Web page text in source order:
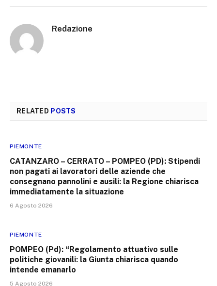
Redazione
RELATED POSTS
PIEMONTE
CATANZARO – CERRATO – POMPEO (PD): Stipendi
non pagati ai lavoratori delle aziende che
consegnano pannolini e ausili: la Regione chiarisca
immediatamente la situazione
6 Agosto 2026
PIEMONTE
POMPEO (Pd): “Regolamento attuativo sulle
politiche giovanili: la Giunta chiarisca quando
intende emanarlo
5 Agosto 2026